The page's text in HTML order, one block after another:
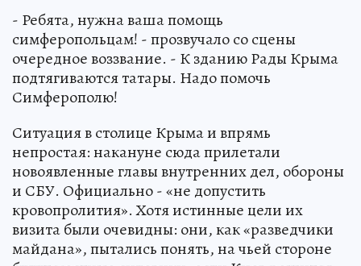
- Ребята, нужна ваша помощь
симферопольцам! - прозвучало со сцены
очередное воззвание. - К зданию Рады Крыма
подтягиваются татары. Надо помочь
Симферополю!
Ситуация в столице Крыма и впрямь
непростая: накануне сюда прилетали
новоявленные главы внутренних дел, обороны
и СБУ. Официально - «не допустить
кровопролития». Хотя истинные цели их
визита были очевидны: они, как «разведчики
майдана», пытались понять, на чьей стороне